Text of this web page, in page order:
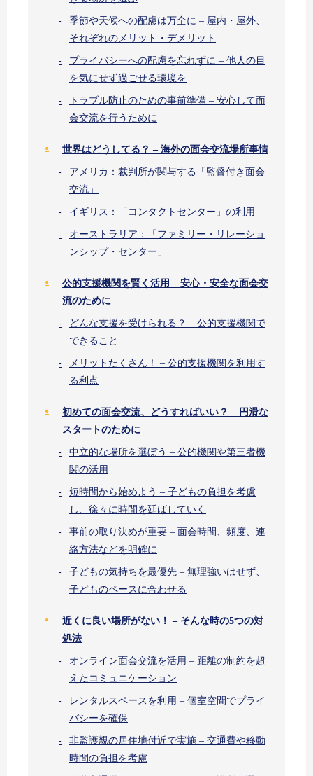
季節や天候への配慮は万全に – 屋内・屋外、
それぞれのメリット・デメリット
プライバシーへの配慮を忘れずに – 他人の目
を気にせず過ごせる環境を
トラブル防止のための事前準備 – 安心して面
会交流を行うために
世界はどうしてる？ – 海外の面会交流場所事情
アメリカ：裁判所が関与する「監督付き面会
交流」
イギリス：「コンタクトセンター」の利用
オーストラリア：「ファミリー・リレーショ
ンシップ・センター」
公的支援機関を賢く活用 – 安心・安全な面会交
流のために
どんな支援を受けられる？ – 公的支援機関で
できること
メリットたくさん！ – 公的支援機関を利用す
る利点
初めての面会交流、どうすればいい？ – 円滑な
スタートのために
中立的な場所を選ぼう – 公的機関や第三者機
関の活用
短時間から始めよう – 子どもの負担を考慮
し、徐々に時間を延ばしていく
事前の取り決めが重要 – 面会時間、頻度、連
絡方法などを明確に
子どもの気持ちを最優先 – 無理強いはせず、
子どものペースに合わせる
近くに良い場所がない！ – そんな時の5つの対
処法
オンライン面会交流を活用 – 距離の制約を超
えたコミュニケーション
レンタルスペースを利用 – 個室空間でプライ
バシーを確保
非監護親の居住地付近で実施 – 交通費や移動
時間の負担を考慮